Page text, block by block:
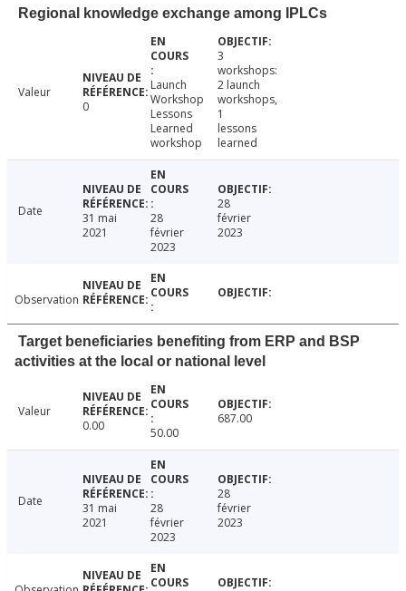
Regional knowledge exchange among IPLCs
Valeur
0
Launch
Workshop
Lessons
Learned
workshop
3
workshops:
2 launch
workshops,
1
lessons
learned
Date
31 mai
2021
28
février
2023
28
février
2023
Observation
Target beneficiaries benefiting from ERP and BSP
activities at the local or national level
Valeur
0.00
50.00
687.00
Date
31 mai
2021
28
février
2023
28
février
2023